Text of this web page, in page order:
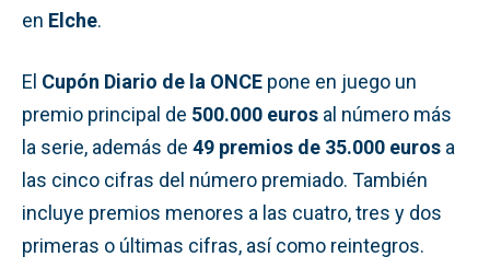
en Elche.
El Cupón Diario de la ONCE pone en juego un
premio principal de 500.000 euros al número más
la serie, además de 49 premios de 35.000 euros a
las cinco cifras del número premiado. También
incluye premios menores a las cuatro, tres y dos
primeras o últimas cifras, así como reintegros.